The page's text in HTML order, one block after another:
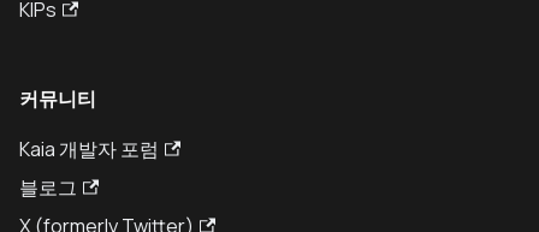
KIPs
커뮤니티
Kaia 개발자 포럼
블로그
X (formerly Twitter)